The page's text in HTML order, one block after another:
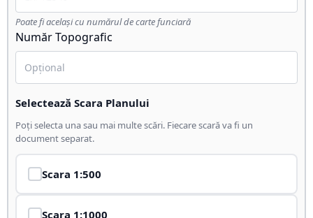
Poate fi același cu numărul de carte funciară
Număr Topografic
Selectează Scara Planului
Poți selecta una sau mai multe scări. Fiecare scară va fi un
document separat.
Scara 1:500
Scara 1:1000